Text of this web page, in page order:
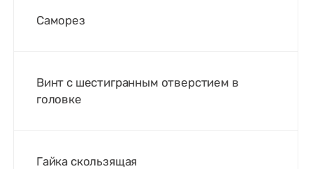
Саморез
Винт с шестигранным отверстием в
головке
Гайка скользящая